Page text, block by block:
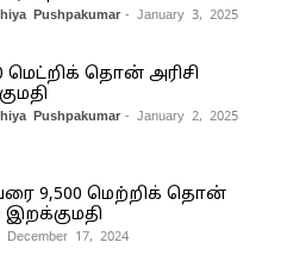
Pushpakumar - January 3, 2025
மெட்றிக் தொன் அரிசி
Pushpakumar - January 2, 2025
9,500 மெற்றிக் தொன்
இறக்குமதி
December 17, 2024